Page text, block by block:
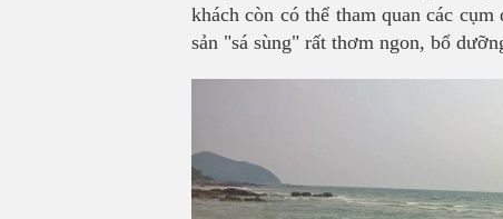
khách còn có thể tham quan các
sản "sá sùng" rất thơm ngon, bổ